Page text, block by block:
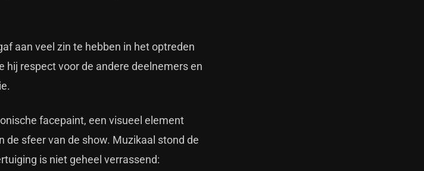
aan veel zin te hebben in het optreden
respect voor de andere deelnemers en
facepaint, een visueel element
sfeer van de show. Muzikaal stond de
is niet geheel verrassend: